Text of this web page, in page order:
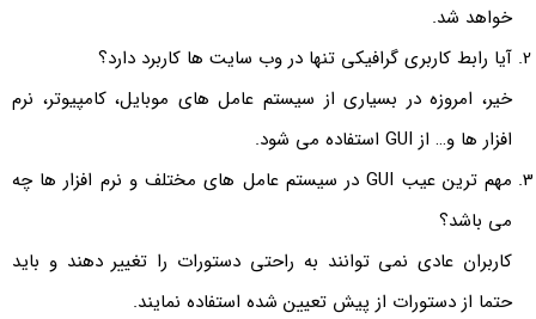
خواهد شد.
آیا رابط کاربری گرافیکی تنها در وب سایت ها کاربرد دارد؟
خیر، امروزه در بسیاری از سیستم عامل های موبایل، کامپیوتر، نرم
افزار ها و… از GUI استفاده می شود.
مهم ترین عیب GUI در سیستم عامل های مختلف و نرم افزار ها چه
می باشد؟
کاربران عادی نمی توانند به راحتی دستورات را تغییر دهند و باید
حتما از دستورات از پیش تعیین شده استفاده نمایند.